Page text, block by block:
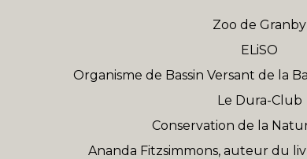
Zoo de Granby
ELiSO
Organisme de Bassin Versant de la
Le Dura-Club
Conservation de la
Ananda Fitzsimmons, auteur du